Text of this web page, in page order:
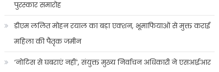
पुरस्कार समारोह
डीएम ललित मोहन रयाल का बड़ा एक्शन, भूमाफियाओं से मुक्त कराई
महिला की पैतृक जमीन
‘नोटिस से घबराएं नहीं’, संयुक्त मुख्य निर्वाचन अधिकारी ने एसआईआर